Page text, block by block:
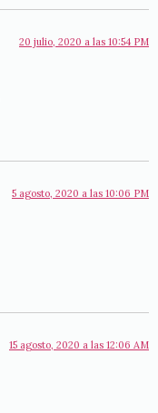
20 julio, 2020 a las 10:54 PM
5 agosto, 2020 a las 10:06 PM
15 agosto, 2020 a las 12:06 AM